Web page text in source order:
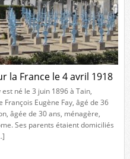
la France le 4 avril 1918
né le 3 juin 1896 à Tain,
Eugène Fay, âgé de 36
âgée de 30 ans, ménagère,
Ses parents étaient domiciliés